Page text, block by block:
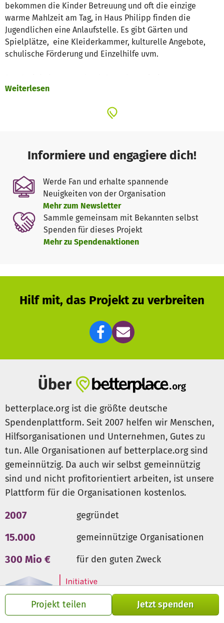
Projekt teilen Jetzt spenden
bekommen die Kinder Betreuung und oft die einzige
warme Mahlzeit am Tag, in Haus Philipp finden die
Jugendlichen eine Anlaufstelle. Es gibt Gärten und
Spielplätze, eine Kleiderkammer, kulturelle Angebote,
schulische Förderung und Einzelhilfe uvm.
Weiterlesen
Informiere und engagiere dich!
Werde Fan und erhalte spannende
Neuigkeiten von der Organisation
Mehr zum Newsletter
Sammle gemeinsam mit Bekannten selbst
Spenden für dieses Projekt
Mehr zu Spendenaktionen
Hilf mit, das Projekt zu verbreiten
Über
betterplace.org ist die größte deutsche
Spendenplattform. Seit 2007 helfen wir Menschen,
Hilfsorganisationen und Unternehmen, Gutes zu
tun. Alle Organisationen auf betterplace.org sind
gemeinnützig. Da auch wir selbst gemeinnützig
sind und nicht profitorientiert arbeiten, ist unsere
Plattform für die Organisationen kostenlos.
2007 gegründet
15.000 gemeinnützige Organisationen
300 Mio € für den guten Zweck